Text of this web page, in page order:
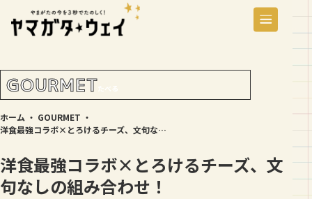
GOURMETたべる
ホーム ・ GOURMET ・
洋食最強コラボ×とろけるチーズ、文句なしの組み合わせ！
洋食最強コラボ×とろけるチーズ、文
句なしの組み合わせ！